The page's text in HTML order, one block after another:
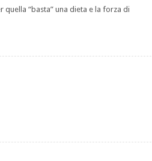
“basta” una dieta e la forza di